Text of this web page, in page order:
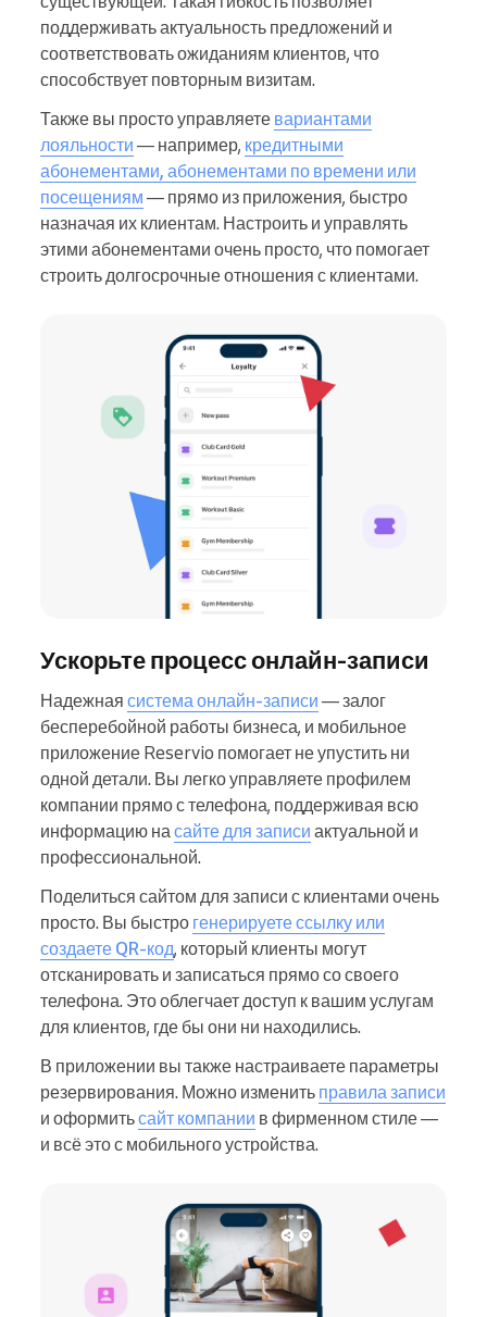
поддерживать актуальность предложений и
соответствовать ожиданиям клиентов, что
способствует повторным визитам.
Также вы просто управляете вариантами
лояльности — например, кредитными
абонементами, абонементами по времени или
посещениям — прямо из приложения, быстро
назначая их клиентам. Настроить и управлять
этими абонементами очень просто, что помогает
строить долгосрочные отношения с клиентами.
Ускорьте процесс онлайн-записи
Надежная система онлайн-записи — залог
бесперебойной работы бизнеса, и мобильное
приложение Reservio помогает не упустить ни
одной детали. Вы легко управляете профилем
компании прямо с телефона, поддерживая всю
информацию насайте для записи актуальной и
профессиональной.
Поделиться сайтом для записи с клиентами очень
просто. Вы быстро генерируете ссылку или
создаете QR-код, который клиенты могут
отсканировать и записаться прямо со своего
телефона. Это облегчает доступ к вашим услугам
для клиентов, где бы они ни находились.
В приложении вы также настраиваете параметры
резервирования. Можно изменить правила записи
и оформитьсайт компании в фирменном стиле —
и всё это с мобильного устройства.